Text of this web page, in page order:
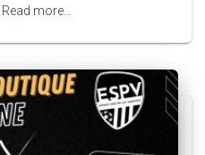
Read more…